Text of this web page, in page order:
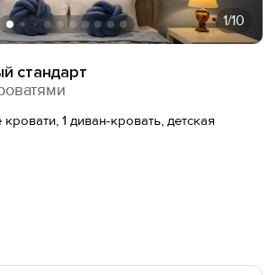
1/10
стандарт
1 диван-кровать, детская